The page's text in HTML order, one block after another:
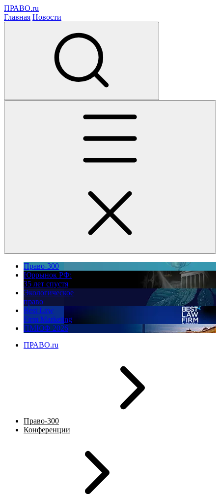
ПРАВО.ru
Главная Новости
Право-300
Юррынок РФ:
35 лет спустя
Экологическое
право
Best Law
Firm Marketing
ПМЮФ 2026
ПРАВО.ru
Право-300
Конференции